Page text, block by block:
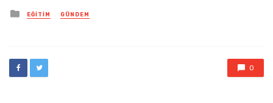
Posted
in
EĞITIM GÜNDEM
0